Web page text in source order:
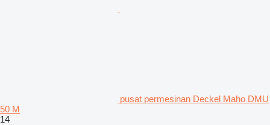
pusat permesinan Deckel Maho DMU
50 M
14